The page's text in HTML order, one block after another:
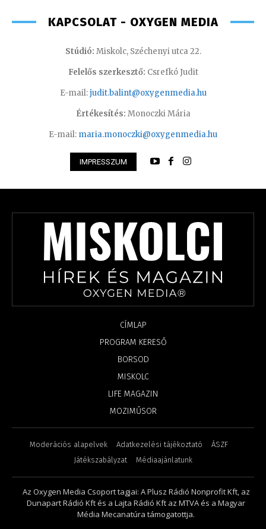
KAPCSOLAT - OXYGEN MEDIA
Stúdió: Miskolc, Széchenyi utca 22.
Felelős szerkesztő: Csrefkó Judit
E-mail:judit.balint@oxygenmedia.hu
Értékesítés: Monoczki Mária
E-mail: maria.monoczki@oxygenmedia.hu
IMPRESSZUM
CÍMLAP
PROGRAM KERESŐ
BORSOD
MISKOLC
LIFE MAGAZIN
MOZIMŰSOR
Moderációs alapelvek Adatkezelési tájékoztató
ÁSZF
Játékszabályzat
Médiaajánlatunk
Az Oxygen Media Csoport tagjai: A Plusz Rádió Nonprofit Kft, az
Dunapart Rádió Kft és a Lajta Rádió Kft az MTVA és a Magyar
Média Mecanatúra támogatottja.